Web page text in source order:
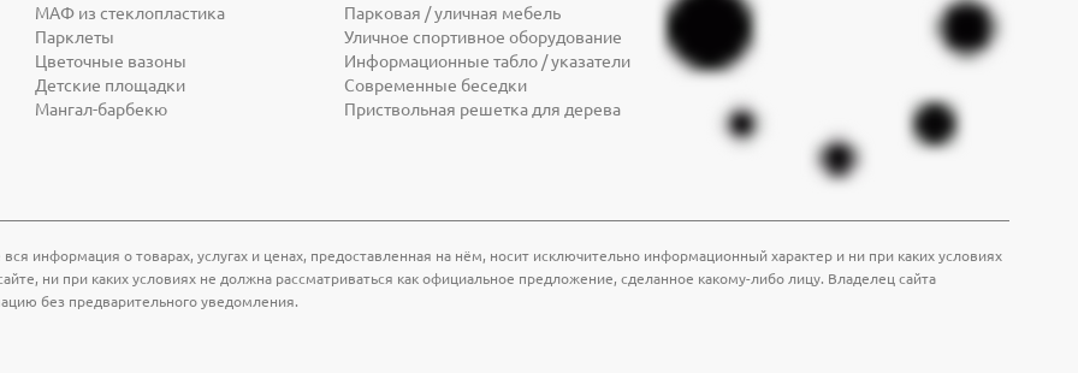
МАФ из стеклопластика
Парклеты
Цветочные вазоны
Детские площадки
Мангал-барбекю
Парковая / уличная мебель
Уличное спортивное оборудование
Информационные табло / указатели
Современные беседки
Приствольная решетка для дерева
информация о товарах, услугах и ценах, предоставленная на нём, носит исключительно информационный характер и ни при каких условиях
ни при каких условиях не должна рассматриваться как официальное предложение, сделанное какому-либо лицу. Владелец сайта
без предварительного уведомления.